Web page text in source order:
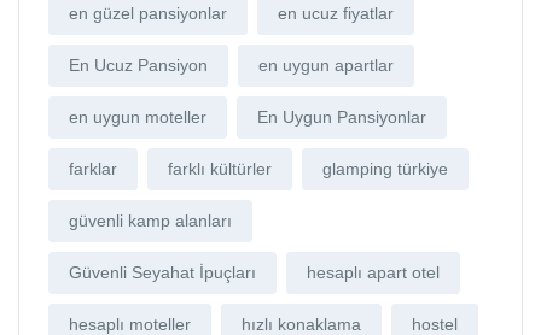
en güzel pansiyonlar en ucuz fiyatlar
En Ucuz Pansiyon en uygun apartlar
en uygun moteller En Uygun Pansiyonlar
farklar farklı kültürler glamping türkiye
güvenli kamp alanları
Güvenli Seyahat İpuçları hesaplı apart otel
hesaplı moteller hızlı konaklama hostel